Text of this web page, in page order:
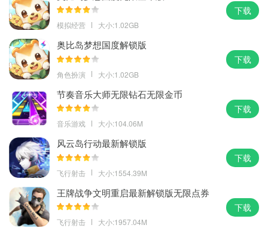
模拟经营 大小:1.02GB
下载
奥比岛梦想国度解锁版
角色扮演 大小:1.02GB
下载
节奏音乐大师无限钻石无限金币
音乐游戏 大小:104.06M
下载
风云岛行动最新解锁版
飞行射击 大小:1554.39M
下载
王牌战争文明重启最新解锁版无限点券
飞行射击 大小:1957.04M
下载